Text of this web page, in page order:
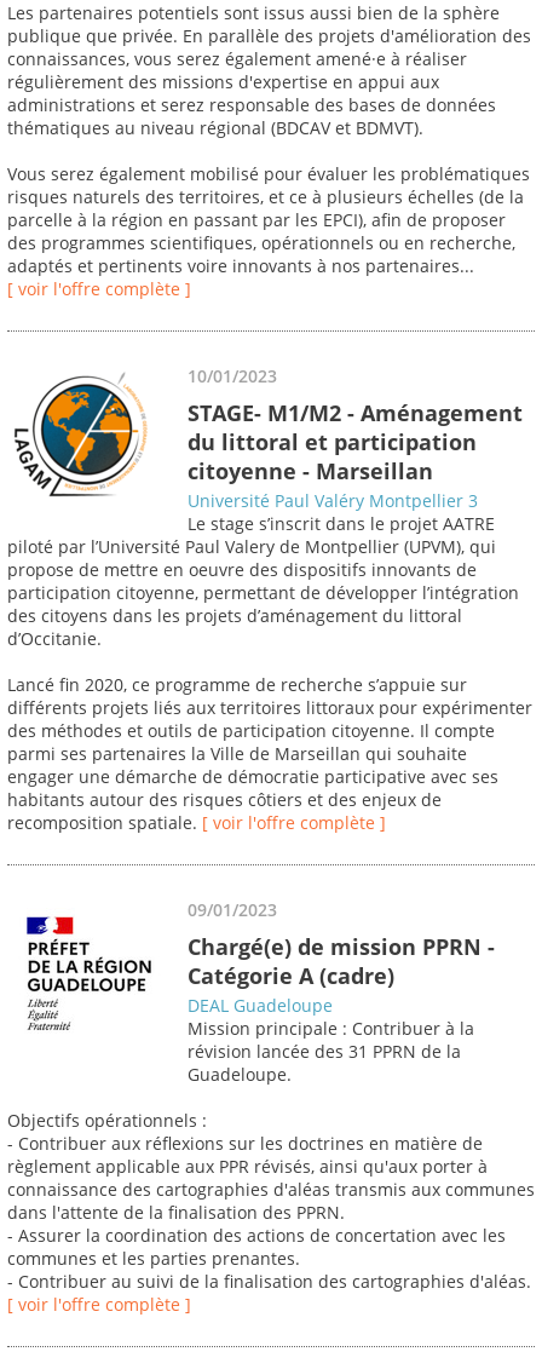
Les partenaires potentiels sont issus aussi bien de la sphère
publique que privée. En parallèle des projets d'amélioration des
connaissances, vous serez également amené·e à réaliser
régulièrement des missions d'expertise en appui aux
administrations et serez responsable des bases de données
thématiques au niveau régional (BDCAV et BDMVT).
Vous serez également mobilisé pour évaluer les problématiques
risques naturels des territoires, et ce à plusieurs échelles (de la
parcelle à la région en passant par les EPCI), afin de proposer
des programmes scientifiques, opérationnels ou en recherche,
adaptés et pertinents voire innovants à nos partenaires...
[ voir l'offre complète ]
10/01/2023
STAGE- M1/M2 - Aménagement
du littoral et participation
citoyenne - Marseillan
Université Paul Valéry Montpellier 3
Le stage s’inscrit dans le projet AATRE
piloté par l’Université Paul Valery de Montpellier (UPVM), qui
propose de mettre en oeuvre des dispositifs innovants de
participation citoyenne, permettant de développer l’intégration
des citoyens dans les projets d’aménagement du littoral
d’Occitanie.
Lancé fin 2020, ce programme de recherche s’appuie sur
différents projets liés aux territoires littoraux pour expérimenter
des méthodes et outils de participation citoyenne. Il compte
parmi ses partenaires la Ville de Marseillan qui souhaite
engager une démarche de démocratie participative avec ses
habitants autour des risques côtiers et des enjeux de
recomposition spatiale. [ voir l'offre complète ]
09/01/2023
Chargé(e) de mission PPRN -
Catégorie A (cadre)
DEAL Guadeloupe
Mission principale : Contribuer à la
révision lancée des 31 PPRN de la
Guadeloupe.
Objectifs opérationnels :
- Contribuer aux réflexions sur les doctrines en matière de
règlement applicable aux PPR révisés, ainsi qu'aux porter à
connaissance des cartographies d'aléas transmis aux communes
dans l'attente de la finalisation des PPRN.
- Assurer la coordination des actions de concertation avec les
communes et les parties prenantes.
- Contribuer au suivi de la finalisation des cartographies d'aléas.
[ voir l'offre complète ]